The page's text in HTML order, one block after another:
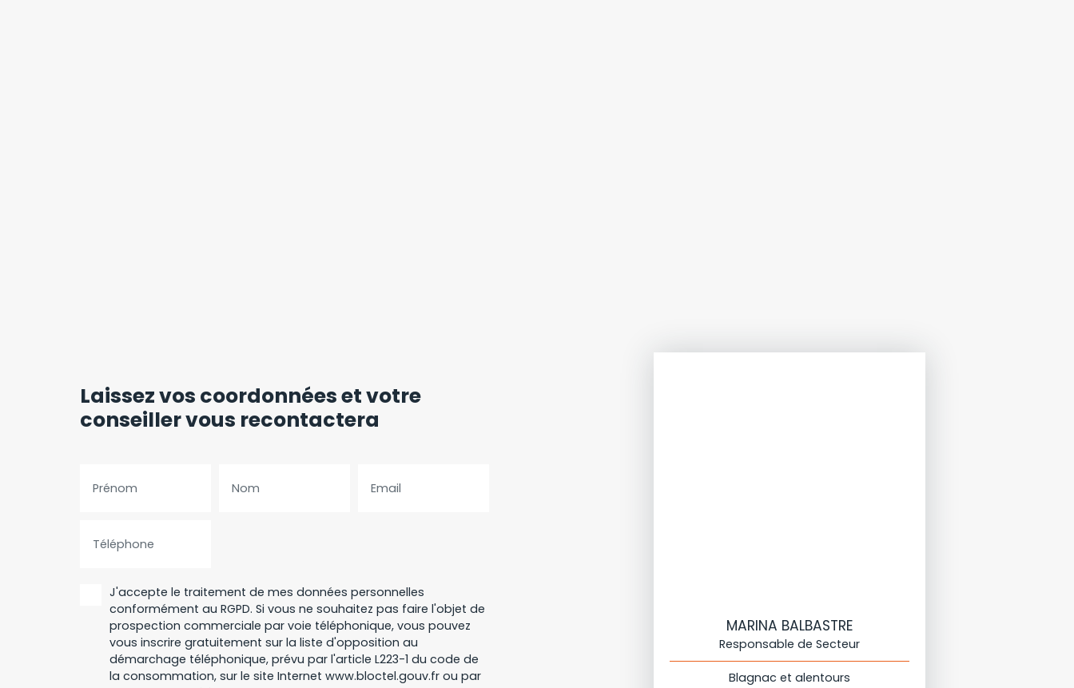
Laissez vos coordonnéeset votre
conseiller vous recontactera
Prénom Nom Email
Téléphone
J'accepte le traitement de mes données personnelles
conformément au RGPD. Si vous ne souhaitez pas faire l'objet de
prospection commerciale par voie téléphonique, vous pouvez
vous inscrire gratuitement sur la liste d'opposition au
démarchage téléphonique, prévu par l'article L223-1 du code de
la consommation, sur le site Internet www.bloctel.gouv.fr ou par
MARINA BALBASTRE
Responsable de Secteur
Blagnac et alentours